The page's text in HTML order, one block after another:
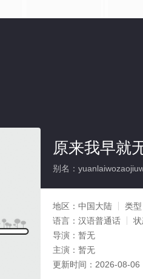
原来我早就
别名：
地区： 中国大陆 类型
语言： 汉语普通话 状
导演： 暂无
主演： 暂无
更新时间： 2026-08-06